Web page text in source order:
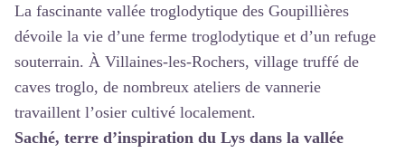
La fascinante vallée troglodytique des Goupillières
dévoile la vie d’une ferme troglodytique et d’un refuge
souterrain. À Villaines-les-Rochers, village truffé de
caves troglo, de nombreux ateliers de vannerie
travaillent l’osier cultivé localement.
Saché, terre d’inspiration du Lys dans la vallée